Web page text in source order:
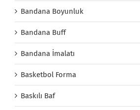
Bandana Boyunluk
Bandana Buff
Bandana İmalatı
Basketbol Forma
Baskılı Baf